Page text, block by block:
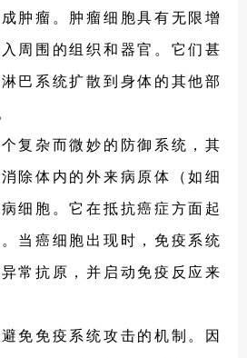
肿瘤。肿瘤细胞具有无限增
周围的组织和器官。它们甚
巴系统扩散到身体的其他部
复杂而微妙的防御系统，其
除体内的外来病原体（如细
细胞。它在抵抗癌症方面起
当癌细胞出现时，免疫系统
常抗原，并启动免疫反应来
免免疫系统攻击的机制。因